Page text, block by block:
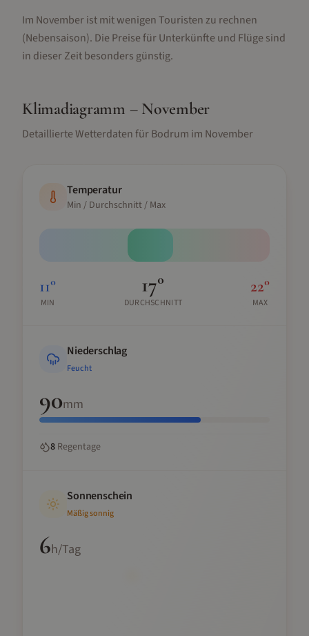
Im November ist mit wenigen Touristen zu rechnen
(Nebensaison). Die Preise für Unterkünfte und Flüge sind
in dieser Zeit besonders günstig.
Klimadiagramm – November
Detaillierte Wetterdaten fürBodrum im November
Temperatur
Min / Durchschnitt / Max
11°
MIN
17°
DURCHSCHNITT
22°
MAX
Niederschlag
Feucht
90mm
8 Regentage
Sonnenschein
Mäßig sonnig
6h/Tag